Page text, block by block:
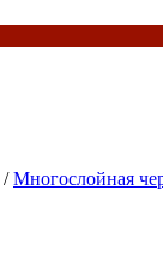
/Многослойная